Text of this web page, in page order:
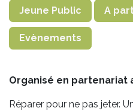
Jeune Public A
Evènements
Organisé en partenariat
Réparer pour ne pas jeter.